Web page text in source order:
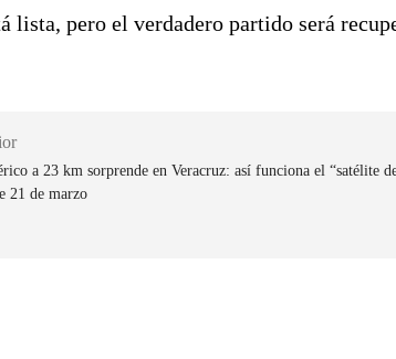
lista, pero el verdadero partido será
a 23 km sorprende en Veracruz: así funciona el “satélite
21 de marzo